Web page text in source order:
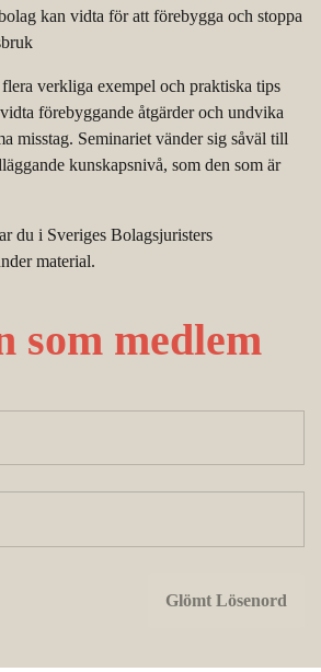
kan vidta för att förebygga och stoppa
verkliga exempel och praktiska tips
förebyggande åtgärder och undvika
misstag. Seminariet vänder sig såväl till
kunskapsnivå, som den som är
du i Sveriges Bolagsjuristers
material.
som medlem